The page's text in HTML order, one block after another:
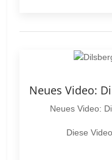
Neues Video:
Neues Video:
Diese